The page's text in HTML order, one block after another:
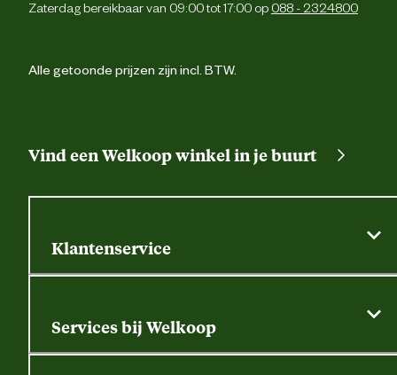
Zaterdag bereikbaar van 09:00 tot 17:00 op 088 - 2324800
Alle getoonde prijzen zijn incl. BTW.
Vind een Welkoop winkel in je buurt
Klantenservice
Contactformulier
Services bij Welkoop